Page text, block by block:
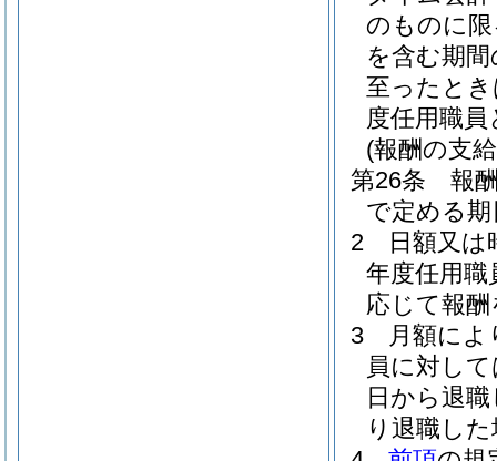
のものに
を含む期
至ったと
度任用職
(報酬の支
第26条
報
で定める
2
日額又
年度任用
応じて報
3
月額に
員に対し
日から退
り退職し